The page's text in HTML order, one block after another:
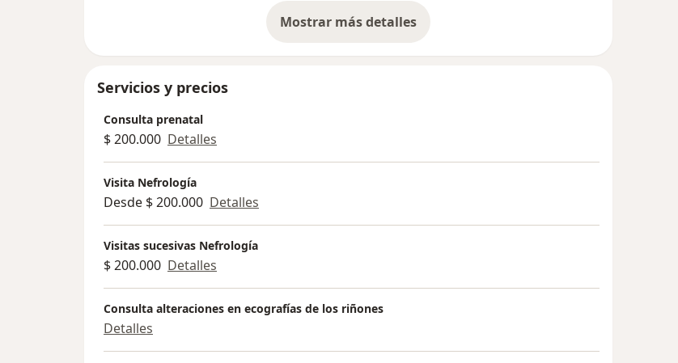
Mostrar más detalles
sobre la experiencia
Servicios y precios
Consulta prenatal
$ 200.000 Detalles
Visita Nefrología
Desde $ 200.000 Detalles
Visitas sucesivas Nefrología
$ 200.000 Detalles
Consulta alteraciones en ecografías de los riñones
Detalles